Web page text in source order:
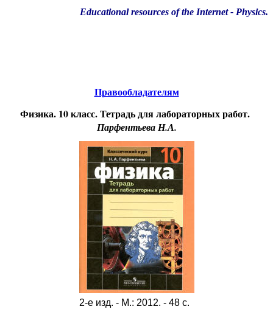
Educational resources of the Internet- Physics.
Правообладателям
Физика. 10 класс. Тетрадь для лабораторных работ.
Парфентьева Н.А.
2-е изд. - М.: 2012. - 48 с.